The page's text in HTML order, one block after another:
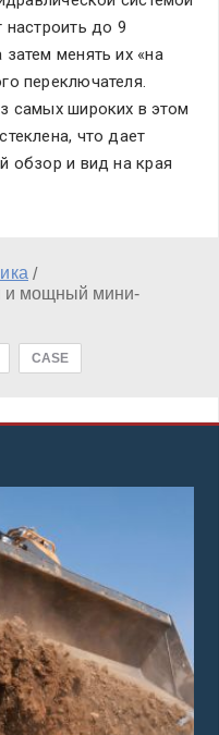
настроить до 9
менять их «на
переключателя.
самых широких в этом
что дает
обзор и вид на края
/
и мощный мини-
CASE